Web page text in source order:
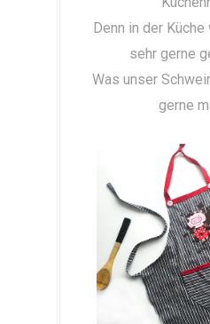
Denn in der
sehr gerne
Was unser
gerne